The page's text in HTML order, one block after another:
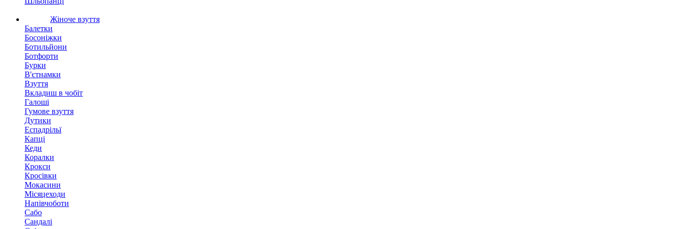
Жіноче взуття
Балетки
Босоніжки
Ботильйони
Ботфорти
Бурки
В'єтнамки
Взуття
Вкладиш в чобіт
Галоші
Гумове взуття
Дутики
Еспадрільї
Капці
Кеди
Коралки
Крокси
Кросівки
Мокасини
Місяцеходи
Напівчоботи
Сабо
Сандалі